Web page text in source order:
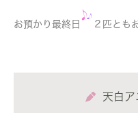
お預かり最終日 ２匹とも
天白ア